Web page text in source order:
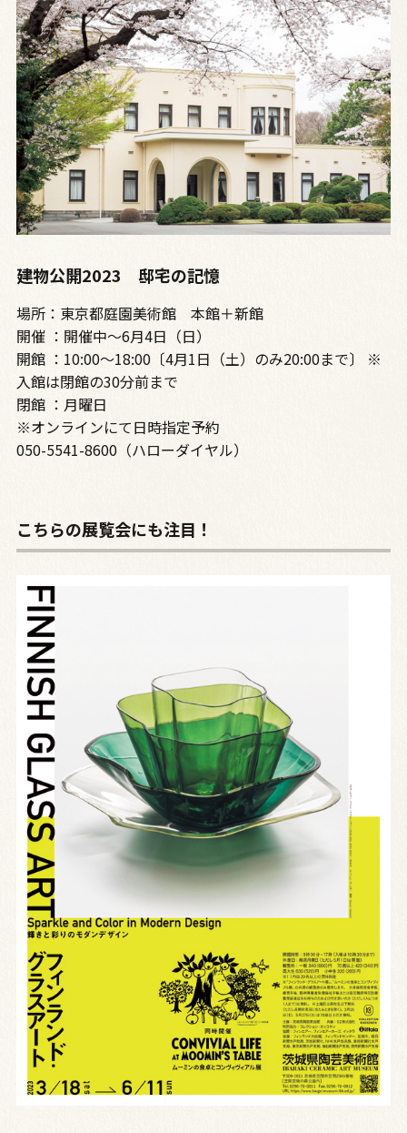
建物公開2023 邸宅の記憶
場所：東京都庭園美術館 本館＋新館
開催 ：開催中～6月4日（日）
開館 ：10:00～18:00〔4月1日（土）のみ20:00まで〕 ※
入館は閉館の30分前まで
閉館 ：月曜日
※オンラインにて日時指定予約
050-5541-8600（ハローダイヤル）
こちらの展覧会にも注目！